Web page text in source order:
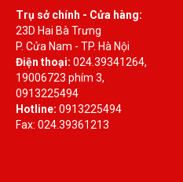
Trụ sở chính - Cửa hàng:
23D Hai Bà Trưng
P. Cửa Nam - TP. Hà Nội
Điện thoại: 024.39341264,
19006723 phím 3,
0913225494
Hotline: 0913225494
Fax: 024.39361213